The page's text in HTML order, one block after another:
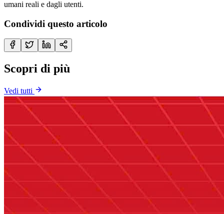
umani reali e dagli utenti.
Condividi questo articolo
Scopri di più
Vedi tutti